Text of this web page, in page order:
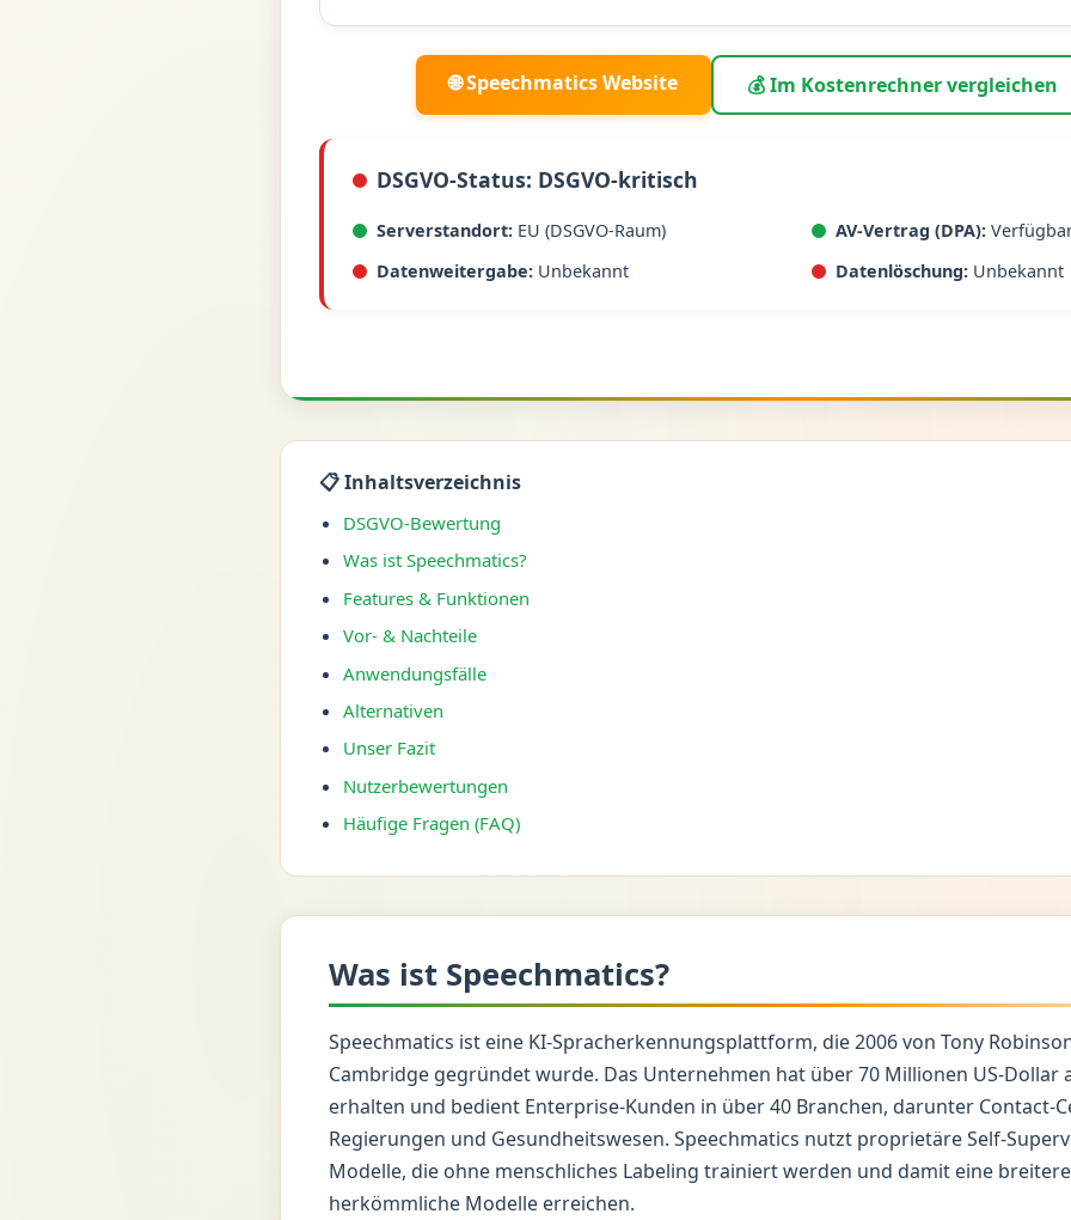
🌐 Speechmatics Website 💰 Im Kostenrechner vergleichen
DSGVO-Status: DSGVO-kritisch
Serverstandort: EU (DSGVO-Raum) AV-Vertrag (DPA):
Datenweitergabe: Unbekannt Datenlöschung: Unbekannt
📋 Inhaltsverzeichnis
DSGVO-Bewertung
Was ist Speechmatics?
Features & Funktionen
Vor- & Nachteile
Anwendungsfälle
Alternativen
Unser Fazit
Nutzerbewertungen
Häufige Fragen (FAQ)
Was ist Speechmatics?
Speechmatics ist eine KI-Spracherkennungsplattform, die 2006 von Tony
Cambridge gegründet wurde. Das Unternehmen hat über 70 Millionen US-Dollar
erhalten und bedient Enterprise-Kunden in über 40 Branchen, darunter Contact-
Regierungen und Gesundheitswesen. Speechmatics nutzt proprietäre Self-
Modelle, die ohne menschliches Labeling trainiert werden und damit eine
herkömmliche Modelle erreichen.